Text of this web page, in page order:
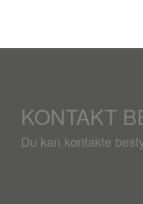
KONTAKT
Du kan kontakte